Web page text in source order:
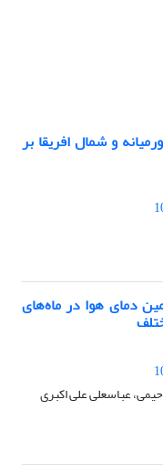
و شمال افریقا بر
دمای هوا در ماه‌های
عباسعلی علی اکبری